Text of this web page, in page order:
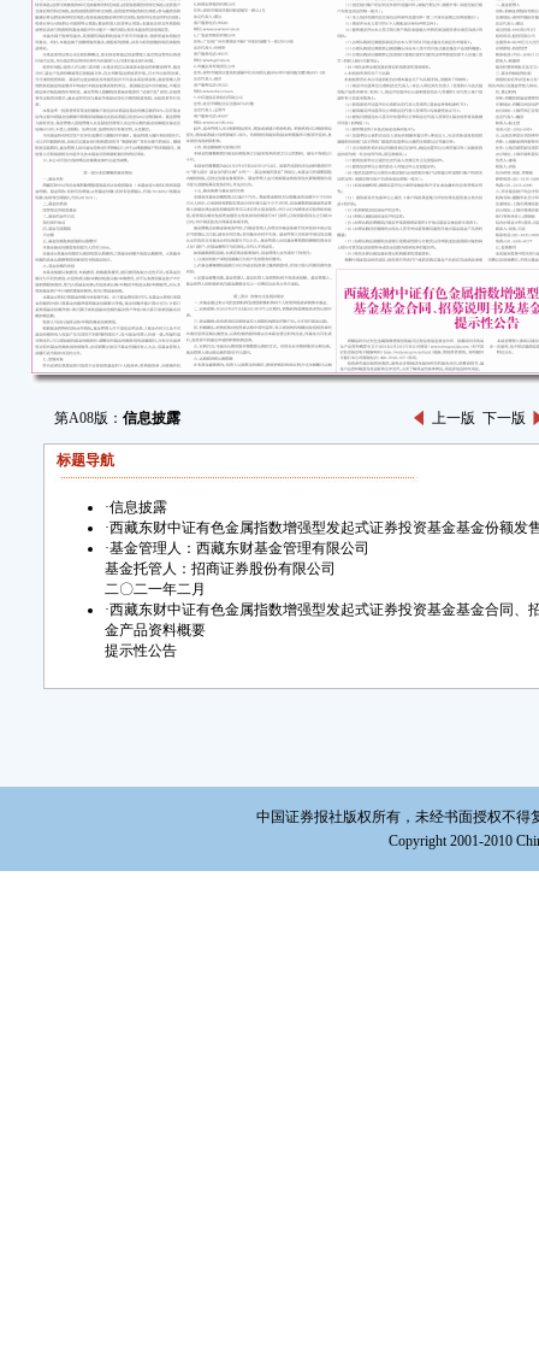
第A08版： 信息披露 上一版 下一版
标题导航
·信息披露
·西藏东财中证有色金属指数增强型发起式证券投资基金基金份额发
·基金管理人：西藏东财基金管理有限公司
基金托管人：招商证券股份有限公司
二〇二一年二月
·西藏东财中证有色金属指数增强型发起式证券投资基金基金合同、
金产品资料概要
提示性公告
中国证券报社版权所有，未经书面授权不得
Copyright 2001-2010